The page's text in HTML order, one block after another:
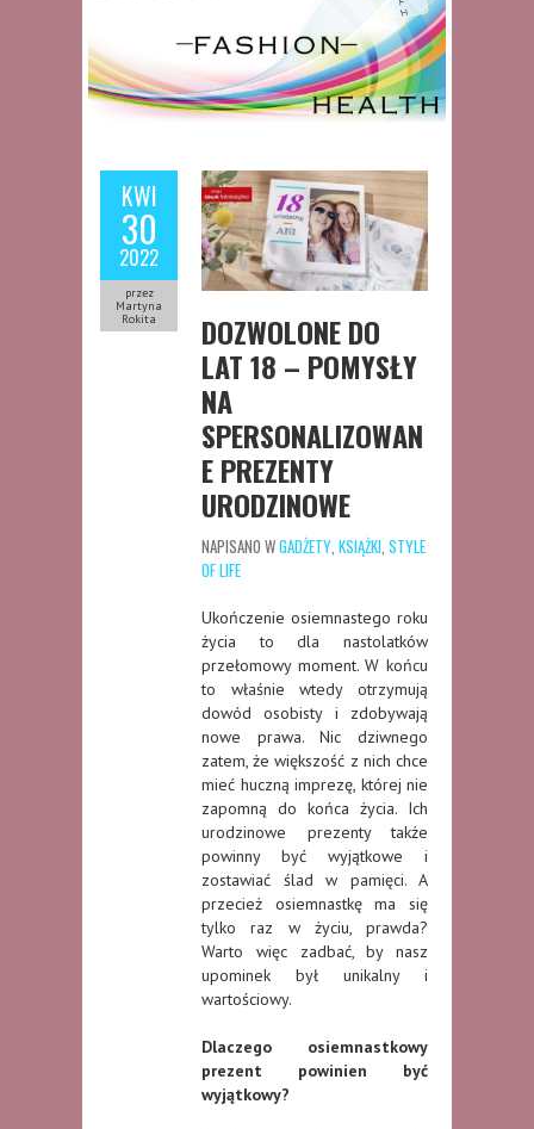
KWI
30
2022
przez
Martyna
Rokita
DOZWOLONE DO
LAT 18 – POMYSŁY
NA
SPERSONALIZOWAN
E PREZENTY
URODZINOWE
NAPISANO WGADŻETY KSIĄŻKI STYLE
OF LIFE
Ukończenie osiemnastego roku
życia to dla nastolatków
przełomowy moment. W końcu
to właśnie wtedy otrzymują
dowód osobisty i zdobywają
nowe prawa. Nic dziwnego
zatem, że większość z nich chce
mieć huczną imprezę, której nie
zapomną do końca życia. Ich
urodzinowe prezenty także
powinny być wyjątkowe i
zostawiać ślad w pamięci. A
przecież osiemnastkę ma się
tylko raz w życiu, prawda?
Warto więc zadbać, by nasz
upominek był unikalny i
wartościowy.
Dlaczego osiemnastkowy
prezent powinien być
wyjątkowy?